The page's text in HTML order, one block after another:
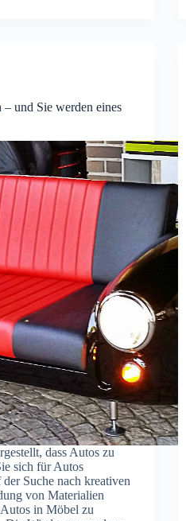
und Sie werden eines
dass Autos zu
sich für Autos
Suche nach kreativen
von Materialien
in Möbel zu